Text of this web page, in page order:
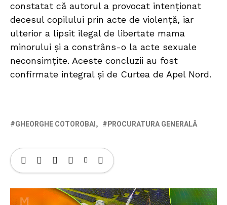
constatat că autorul a provocat intenționat
decesul copilului prin acte de violență, iar
ulterior a lipsit ilegal de libertate mama
minorului și a constrâns-o la acte sexuale
neconsimțite. Aceste concluzii au fost
confirmate integral și de Curtea de Apel Nord.
GHEORGHE COTOROBAI PROCURATURA GENERALĂ